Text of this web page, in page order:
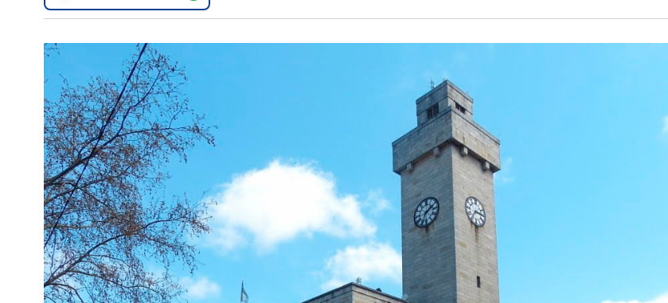
Gastronomía
Salud
Interés
General
Ciudad
Deportes
Arte
Espectáculos
Policiales
Cartelera